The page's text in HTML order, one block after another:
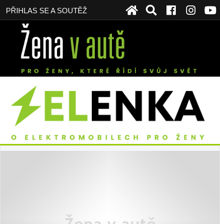
PŘIHLAS SE A SOUTĚŽ